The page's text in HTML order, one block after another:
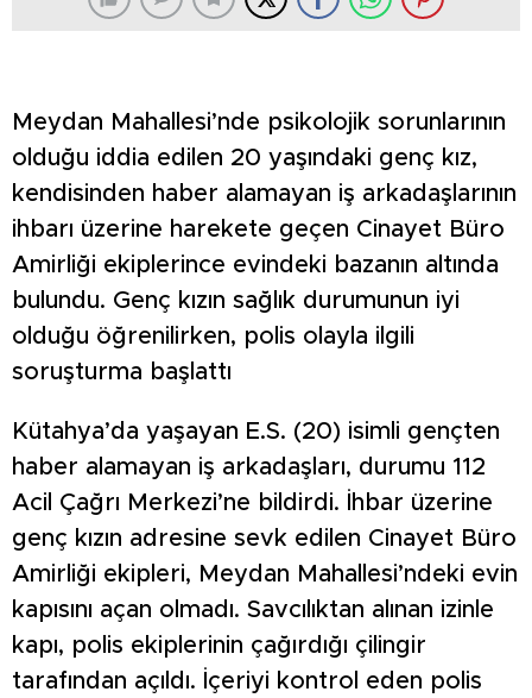
Meydan Mahallesi’nde psikolojik sorunlarının
olduğu iddia edilen 20 yaşındaki genç kız,
kendisinden haber alamayan iş arkadaşlarının
ihbarı üzerine harekete geçen Cinayet Büro
Amirliği ekiplerince evindeki bazanın altında
bulundu. Genç kızın sağlık durumunun iyi
olduğu öğrenilirken, polis olayla ilgili
soruşturma başlattı
Kütahya’da yaşayan E.S. (20) isimli gençten
haber alamayan iş arkadaşları, durumu 112
Acil Çağrı Merkezi’ne bildirdi. İhbar üzerine
genç kızın adresine sevk edilen Cinayet Büro
Amirliği ekipleri, Meydan Mahallesi’ndeki evin
kapısını açan olmadı. Savcılıktan alınan izinle
kapı, polis ekiplerinin çağırdığı çilingir
tarafından açıldı. İçeriyi kontrol eden polis